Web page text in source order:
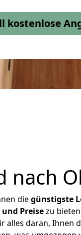
kostenlose
nach
diegünstigste
Preisezu
daran, Ihnen